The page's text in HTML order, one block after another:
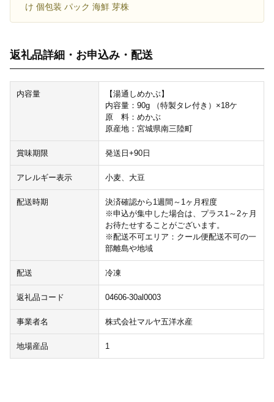
け 個包装 パック 海鮮 芽株
返礼品詳細・お申込み・配送
内容量
【湯通しめかぶ】
内容量：90g （特製タレ付き）×18ケ
原 料：めかぶ
原産地：宮城県南三陸町
賞味期限 発送日+90日
アレルギー表示 小麦、大豆
配送時期
決済確認から1週間～1ヶ月程度
※申込が集中した場合は、プラス1～2ヶ月
お待たせすることがございます。
※配送不可エリア：クール便配送不可の一
部離島や地域
配送 冷凍
返礼品コード 04606-30al0003
事業者名 株式会社マルヤ五洋水産
地場産品 1